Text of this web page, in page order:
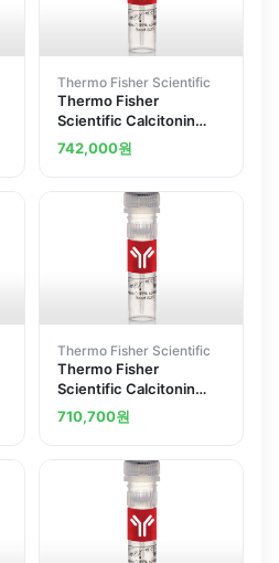
Thermo Fisher Scientific
Thermo Fisher
Scientific Calcitonin
Receptor extracellular
Polyclonal Antibody
742,000원
Thermo Fisher Scientific
Thermo Fisher
Scientific Calcitonin
Receptor Polyclonal
Antibody
710,700원